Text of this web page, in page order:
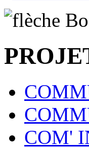
COM'